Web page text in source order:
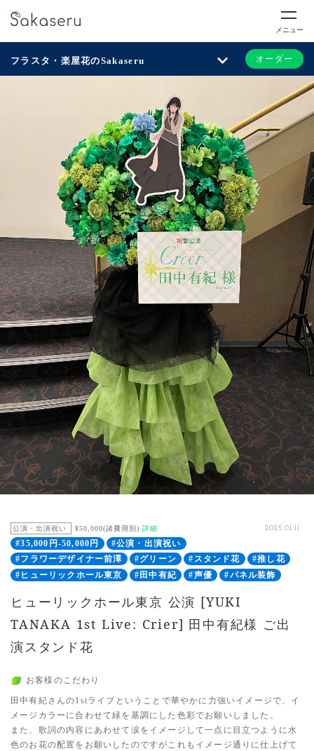
メニュー
フラスタ・楽屋花のSakaseru オーダー
公演・出演祝い ¥50,000(諸費用別) 詳細 2025.01.11
#35,000円-50,000円
#公演・出演祝い
#フラワーデザイナー前澤
#グリーン #スタンド花
#推し花
#ヒューリックホール東京
#田中有紀 #声優 #パネル装飾
ヒューリックホール東京 公演 [YUKI
TANAKA 1st Live: Crier] 田中有紀様 ご出
演スタンド花
お客様のこだわり
田中有紀さんの1stライブということで華やかに力強いイメージで、イ
メージカラーに合わせて緑を基調にした色彩でお願いしました。
また、歌詞の内容にあわせて涙をイメージして一点に目立つように水
色のお花の配置をお願いしたのですがこれもイメージ通りに仕上げて